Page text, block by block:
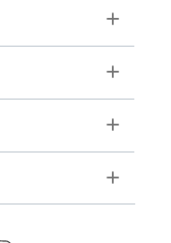
Toggle
Toggle
Toggle
Toggle